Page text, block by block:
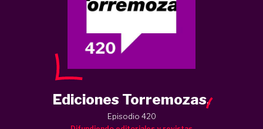
Ediciones Torremozas.
Episodio 420